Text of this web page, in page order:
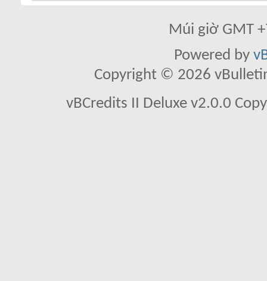
Múi giờ GMT
Powered by
Copyright © 2026
vBCredits II Deluxe v2.0.0